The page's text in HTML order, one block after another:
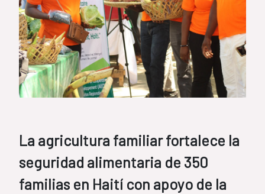
La agricultura familiar fortalece la
seguridad alimentaria de 350
familias en Haití con apoyo de la